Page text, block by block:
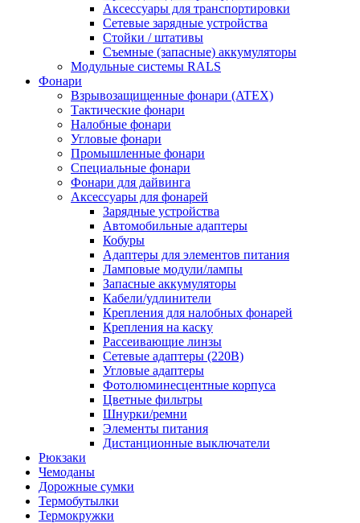
Аксессуары для транспортировки
Сетевые зарядные устройства
Стойки / штативы
Съемные (запасные) аккумуляторы
Модульные системы RALS
Фонари
Взрывозащищенные фонари (ATEX)
Тактические фонари
Налобные фонари
Угловые фонари
Промышленные фонари
Специальные фонари
Фонари для дайвинга
Аксессуары для фонарей
Зарядные устройства
Автомобильные адаптеры
Кобуры
Адаптеры для элементов питания
Ламповые модули/лампы
Запасные аккумуляторы
Кабели/удлинители
Крепления для налобных фонарей
Крепления на каску
Рассеивающие линзы
Сетевые адаптеры (220В)
Угловые адаптеры
Фотолюминесцентные корпуса
Цветные фильтры
Шнурки/ремни
Элементы питания
Дистанционные выключатели
Рюкзаки
Чемоданы
Дорожные сумки
Термобутылки
Термокружки